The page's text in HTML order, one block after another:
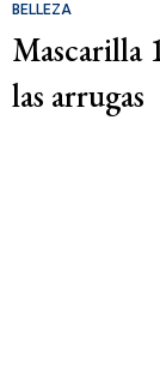
BELLEZA
Mascarilla
las arrugas